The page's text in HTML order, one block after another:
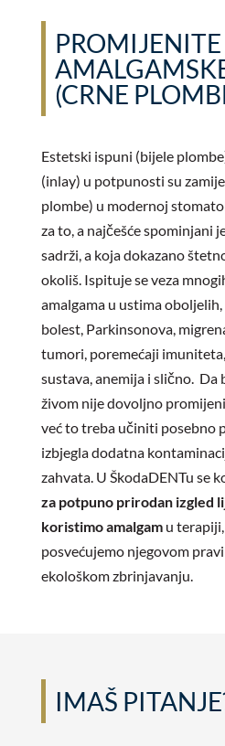
PROMIJENITE
(CRNE
Estetski ispuni (bijele
(inlay) u potpunosti su
plombe) u modernoj
za to, a najčešće spominjani
sadrži, a koja dokazano
okoliš. Ispituje se veza
amalgama u ustima
bolest, Parkinsonova,
tumori, poremećaji
sustava, anemija i slično.
živom nije dovoljno
već to treba učiniti posebno
izbjegla dodatna
zahvata. U ŠkodaDENTu se
za potpuno prirodan izgled
koristimo amalgamu terapiji,
posvećujemo njegovom
ekološkom zbrinjavanju.
IMAŠ